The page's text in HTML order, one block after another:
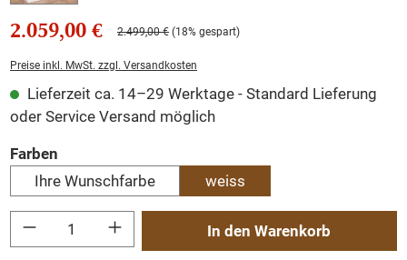
2.059,00 € 2.499,00 € (18% gespart)
Preise inkl. MwSt. zzgl. Versandkosten
Lieferzeit ca. 14–29 Werktage - Standard Lieferung
oder Service Versand möglich
Farben
Ihre Wunschfarbe
weiss
Produkt Anzahl: Gib den gewünschten Wert ein oder benutze die Schaltflächen
In den Warenkorb